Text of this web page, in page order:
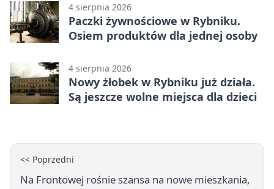
4 sierpnia 2026
Paczki żywnościowe w Rybniku.
Osiem produktów dla jednej osoby
4 sierpnia 2026
Nowy żłobek w Rybniku już działa.
Są jeszcze wolne miejsca dla dzieci
<< Poprzedni
Na Frontowej rośnie szansa na nowe mieszkania,